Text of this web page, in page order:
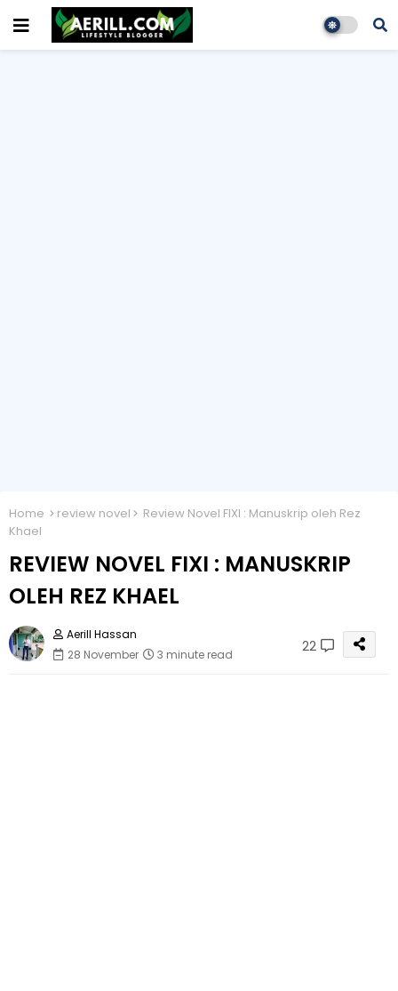
Home review novel
Review Novel FIXI : Manuskrip oleh Rez
Khael
REVIEW NOVEL FIXI : MANUSKRIP
OLEH REZ KHAEL
Aerill Hassan
28 November
3 minute read 22